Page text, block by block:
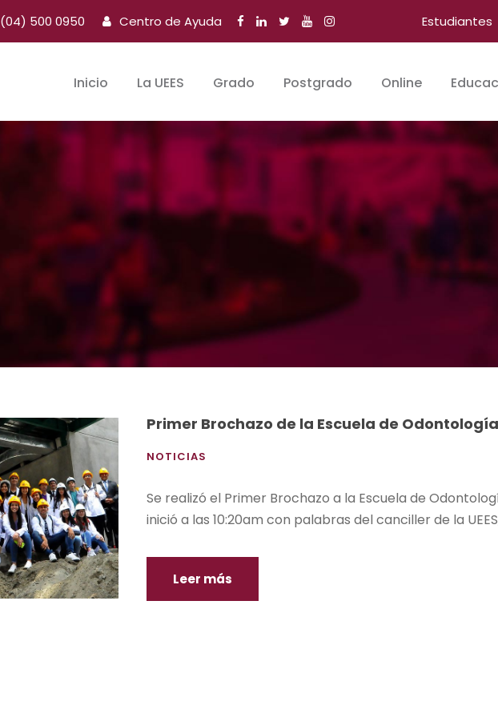
(04) 500 0950 Centro de Ayuda Estudiantes
Inicio La UEES Grado Postgrado Online
Primer Brochazo de la Escuela de Odontología
NOTICIAS
Se realizó el Primer Brochazo a la Escuela de
inició a las 10:20am con palabras del canciller de la
Leer más